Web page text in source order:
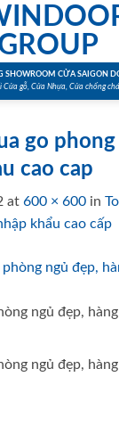
SHOWROOM CỬA SAIGON
gỗ, Cửa Nhựa, Cửa chống
go
cao cap
at 600 × 600 in
khẩu cao cấp
ngủ đẹp,
ngủ đẹp,